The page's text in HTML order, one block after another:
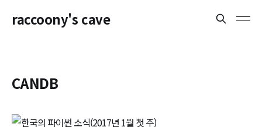
raccoony's cave
CANDB